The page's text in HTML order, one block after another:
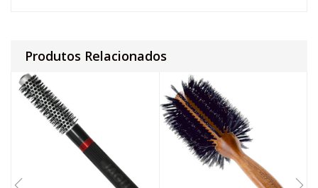
Produtos Relacionados